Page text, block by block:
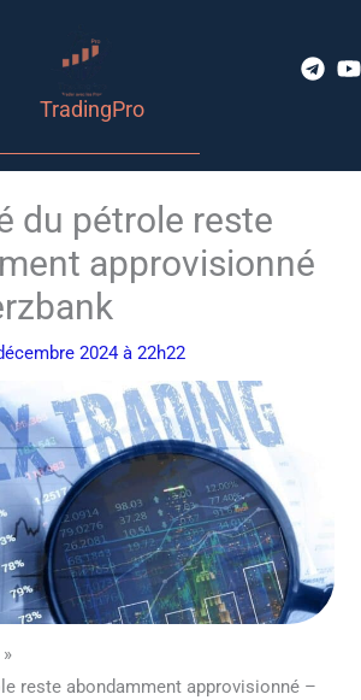
TradingPro
du pétrole reste
approvisionné
2024 à 22h22
reste abondamment approvisionné –